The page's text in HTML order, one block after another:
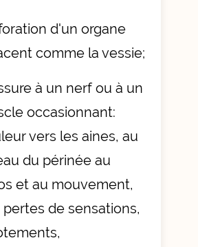
d'un organe
comme la vessie;
à un nerf ou à un
occasionnant:
vers les aines, au
du périnée au
et au mouvement,
pertes de sensations,